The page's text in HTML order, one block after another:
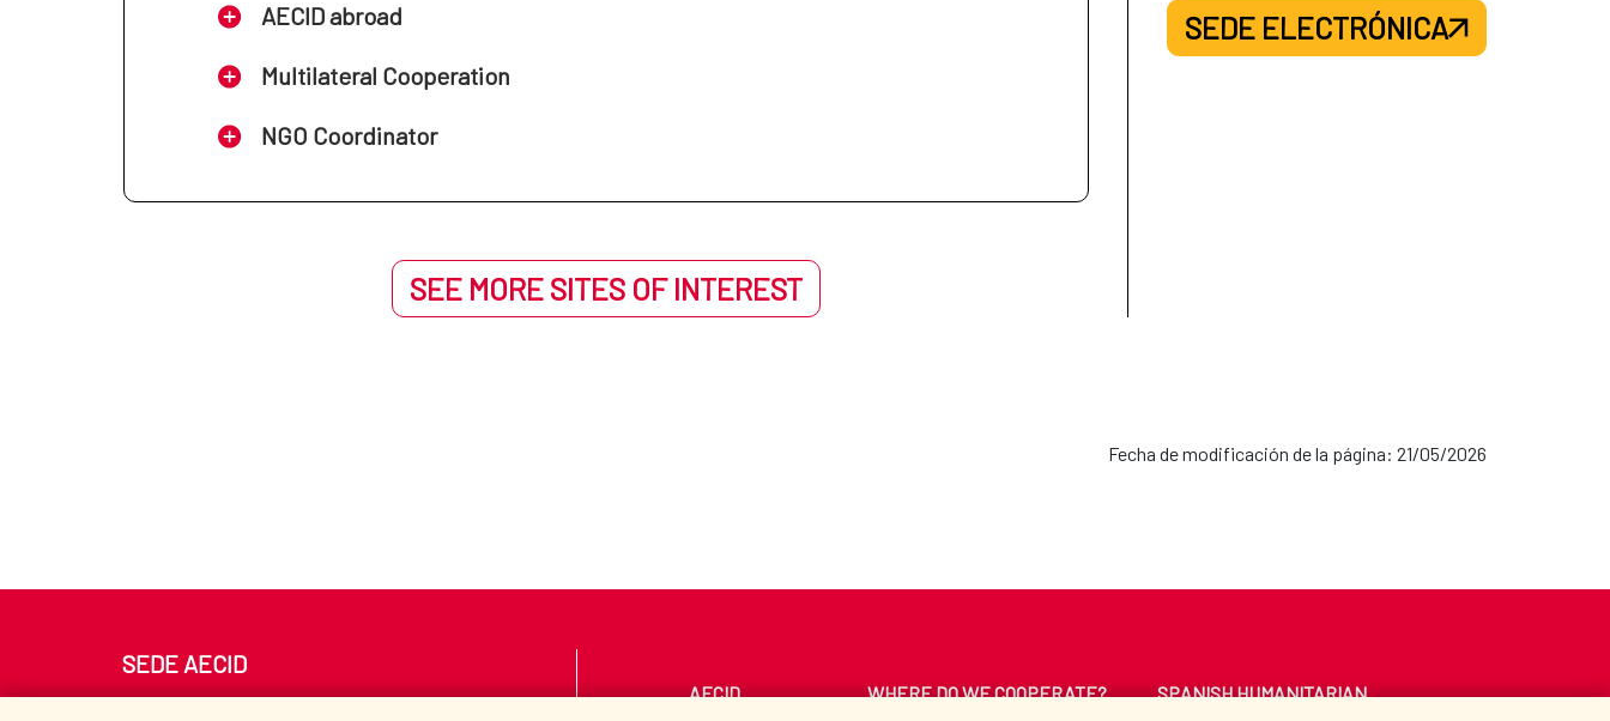
AECID abroad
Multilateral Cooperation
NGO Coordinator
SEE MORE SITES OF INTEREST
SEDE ELECTRÓNICA
Fecha de modificación de la página: 21/05/2026
SEDE AECID
AECID WHERE DO WE COOPERATE?
SPANISH HUMANITARIAN